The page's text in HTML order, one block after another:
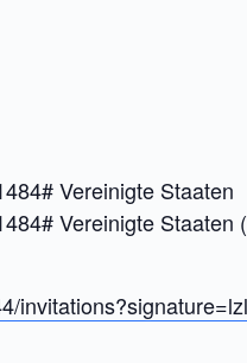
Vereinigte Staaten
Vereinigte Staaten